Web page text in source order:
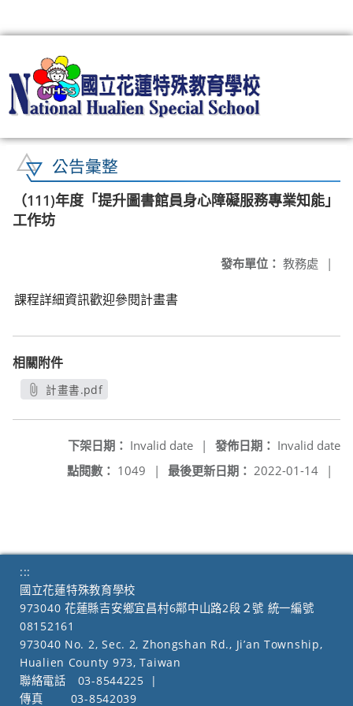
公告彙整
（111)年度「提升圖書館員身心障礙服務專業知能」
工作坊
發布單位： 教務處 |
課程詳細資訊歡迎參閱計畫書
相關附件
計畫書.pdf
發佈日期： Invalid date
下架日期： Invalid date
|
最後更新日期： 2022-01-14 |
點閱數： 1049 |
:::
國立花蓮特殊教育學校
973040 花蓮縣吉安鄉宜昌村6鄰中山路2段２號 統一編號
08152161
973040 No. 2, Sec. 2, Zhongshan Rd., Ji’an Township,
Hualien County 973, Taiwan
聯絡電話
03-8544225
|
傳真
03-8542039